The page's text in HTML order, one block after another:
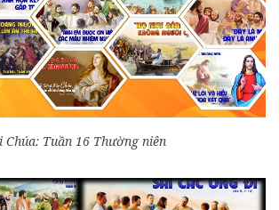
Tuần 16 Thường niên